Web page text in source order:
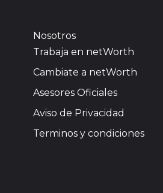
Nosotros
Trabaja en netWorth
Cambiate a netWorth
Asesores Oficiales
Aviso de Privacidad
Terminos y condiciones